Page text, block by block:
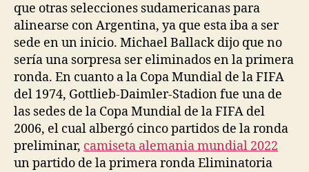
que otras selecciones sudamericanas para
alinearse con Argentina, ya que esta iba a ser
sede en un inicio. Michael Ballack dijo que no
sería una sorpresa ser eliminados en la primera
ronda. En cuanto a la Copa Mundial de la FIFA
del 1974, Gottlieb-Daimler-Stadion fue una de
las sedes de la Copa Mundial de la FIFA del
2006, el cual albergó cinco partidos de la ronda
preliminar, camiseta alemania mundial 2022
un partido de la primera ronda Eliminatoria